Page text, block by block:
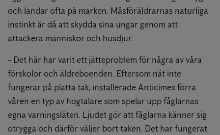
och landar ofta på marken. Måsföräldrarnas naturliga
instinkt är då att skydda sina ungar genom att
attackera människor och husdjur.
- Det här har varit ett jätteproblem för några av våra
förskolor och äldreboenden. Eftersom nät inte
fungerar på platta tak, installerade Anticimex förra
våren en typ av högtalare som spelar upp fåglarnas
egna varningsläten. Ljudet gör att fåglarna känner sig
otrygga och därför väljer bort taken. Det har fungerat